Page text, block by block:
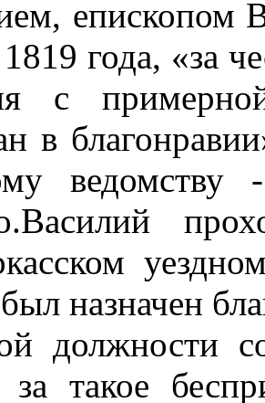
епископом
года, «за
с
в
назначен
должности
за такое